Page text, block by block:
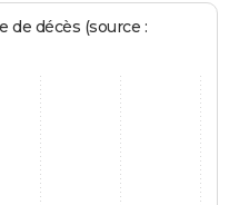
décès (source :